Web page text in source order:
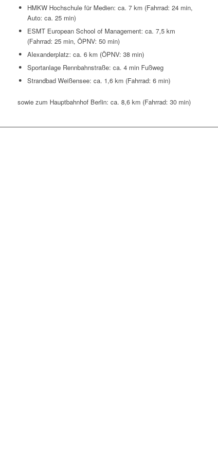
HMKW Hochschule für Medien: ca. 7 km (Fahrrad: 24 min,
Auto: ca. 25 min)
ESMT European School of Management: ca. 7,5 km
(Fahrrad: 25 min, ÖPNV: 50 min)
Alexanderplatz: ca. 6 km (ÖPNV: 38 min)
Sportanlage Rennbahnstraße: ca. 4 min Fußweg
Strandbad Weißensee: ca. 1,6 km (Fahrrad: 6 min)
sowie zum Hauptbahnhof Berlin: ca. 8,6 km (Fahrrad: 30 min)